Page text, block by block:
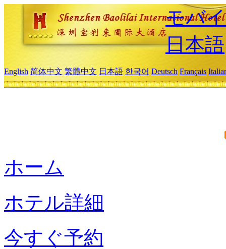
モバ
日本語
English 简体中文 繁體中文 日本語 한국어 Deutsch Français
ホーム
ホテル詳細
今すぐ予約